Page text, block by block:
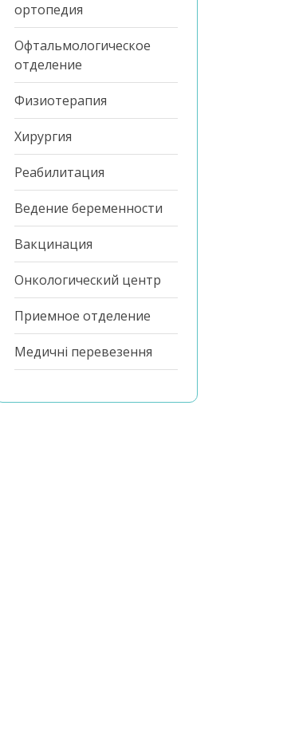
ортопедия
Офтальмологическое
отделение
Физиотерапия
Хирургия
Реабилитация
Ведение беременности
Вакцинация
Онкологический центр
Приемное отделение
Медичні перевезення